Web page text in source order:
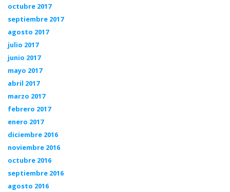
octubre 2017
septiembre 2017
agosto 2017
julio 2017
junio 2017
mayo 2017
abril 2017
marzo 2017
febrero 2017
enero 2017
diciembre 2016
noviembre 2016
octubre 2016
septiembre 2016
agosto 2016